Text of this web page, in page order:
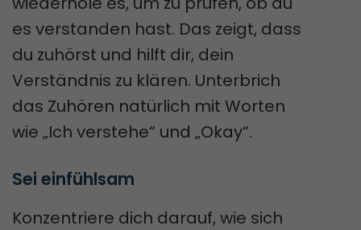
es verstanden hast. Das zeigt, dass
du zuhörst und hilft dir, dein
Verständnis zu klären. Unterbrich
das Zuhören natürlich mit Worten
wie „Ich verstehe“ und „Okay“.
Sei einfühlsam
Konzentriere dich darauf, wie sich